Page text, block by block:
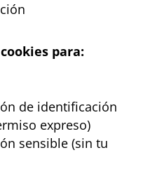
para:
de identificación
expreso)
sensible (sin tu